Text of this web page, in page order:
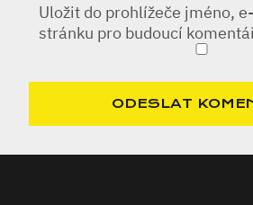
Uložit do prohlížeče jméno,
stránku pro budoucí